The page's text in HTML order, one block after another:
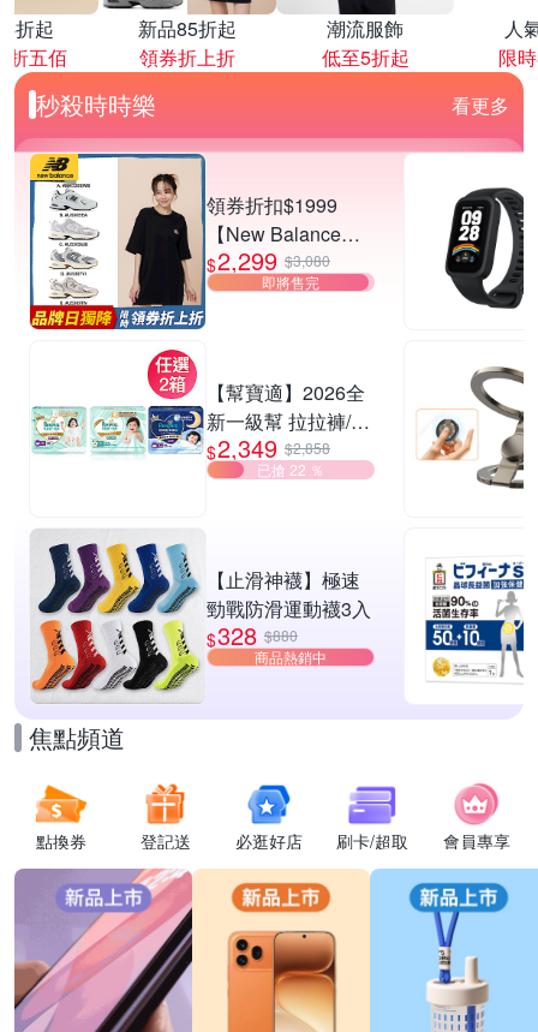
折起
折五佰
新品85折起
領券折上折
潮流服飾
低至5折起
人
限
秒殺時時樂 看更多
領券折扣$1999
【New Balance】
530系列復古鞋_中
性_5款任選
$2,299 $3,080
即將售完
【幫寶適】2026全
新一級幫 拉拉褲/黏
貼型/夜用褲型 多款
任選2箱
$2,349 $2,858
已搶 22 ％
【止滑神襪】極速
勁戰防滑運動襪3入
$328 $880
商品熱銷中
焦點頻道
點換券 登記送 必逛好店 刷卡/超取 會員專享